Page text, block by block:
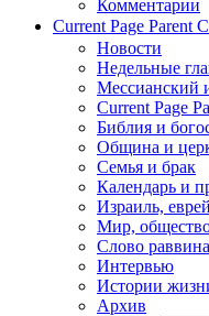
Комментарии
Current Page Parent
Новости
Недельные
Мессианский
Current Page
Библия и
Община и
Семья и брак
Календарь и
Израиль,
Мир,
Слово раввина
Интервью
Истории
Архив